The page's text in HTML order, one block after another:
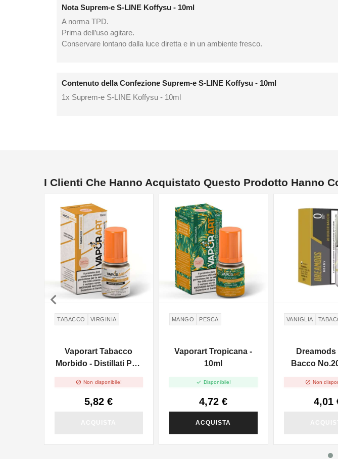
Nota Suprem-e S-LINE Koffysu - 10ml
A norma TPD.
Prima dell’uso agitare.
Conservare lontano dalla luce diretta e in un ambiente fresco.
Contenuto della Confezione Suprem-e S-LINE Koffysu - 10ml
1x Suprem-e S-LINE Koffysu - 10ml
I Clienti Che Hanno Acquistato Questo Prodotto Hanno
TABACCO VIRGINIA
Vaporart Tabacco
Morbido - Distillati Puri
 Non disponibile!
5,82 €
MANGO PESCA
Vaporart Tropicana -
10ml
 Disponibile!
4,72 €
ACQUISTA
VANIGLIA
Bacco
 Non
4,01
